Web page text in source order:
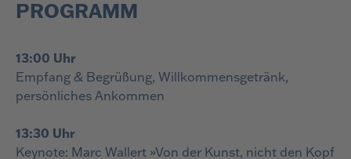
PROGRAMM
13:00 Uhr
Empfang & Begrüßung, Willkommensgetränk,
persönliches Ankommen
13:30 Uhr
Keynote: Marc Wallert »Von der Kunst, nicht den Kopf